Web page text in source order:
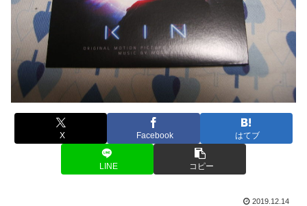
X Facebook はてブ
LINE コピー
2019.12.14